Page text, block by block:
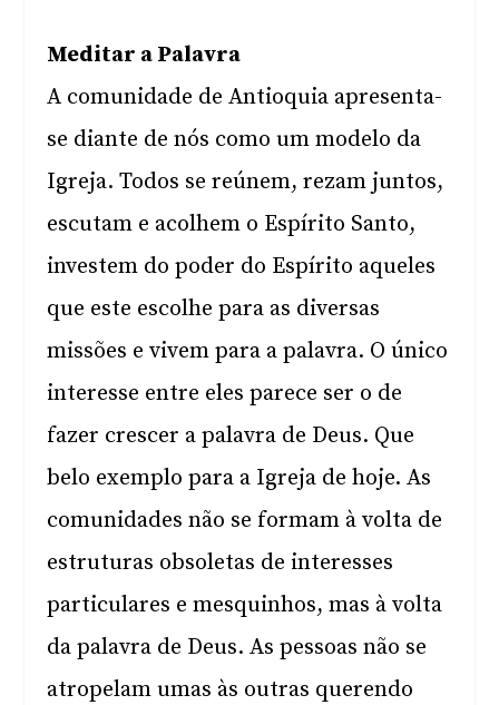
Meditar a Palavra
A comunidade de Antioquia apresenta-
se diante de nós como um modelo da
Igreja. Todos se reúnem, rezam juntos,
escutam e acolhem o Espírito Santo,
investem do poder do Espírito aqueles
que este escolhe para as diversas
missões e vivem para a palavra. O único
interesse entre eles parece ser o de
fazer crescer a palavra de Deus. Que
belo exemplo para a Igreja de hoje. As
comunidades não se formam à volta de
estruturas obsoletas de interesses
particulares e mesquinhos, mas à volta
da palavra de Deus. As pessoas não se
atropelam umas às outras querendo